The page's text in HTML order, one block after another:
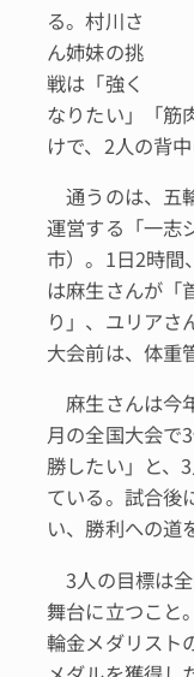
る。村川さ
ん姉妹の挑
戦は「強く
なりたい」「筋
けで、2人の背
通うのは、五
運営する「一志
市）。1日2時間
は麻生さんが「
り」、ユリアさ
大会前は、体重
麻生さんは今
月の全国大会で
勝したい」と、
ている。試合後
い、勝利への道
3人の目標は
舞台に立つこと
輪金メダリスト